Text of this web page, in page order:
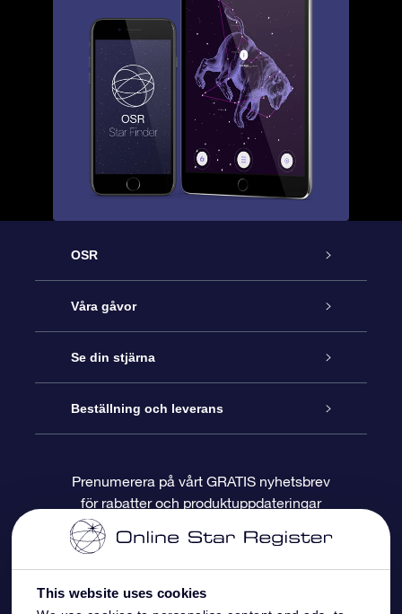
This website uses cookies
OSR
Kundtjänst
Kontakta oss
Blogg
Recensioner
Våra gåvor
Online-Stjärngåva
OSR Gåvopaket
OSR Presentkort
Företagspresenter
Se din stjärna
Stjärnregiste
Personlig Stjärnsida
One Million Stars
OSR Starsaver
Beställning och leverans
Betalningsinformation
Returpolicy
Prenumerera på vårt GRATIS nyhetsbrev
för rabatter och produktuppdateringar